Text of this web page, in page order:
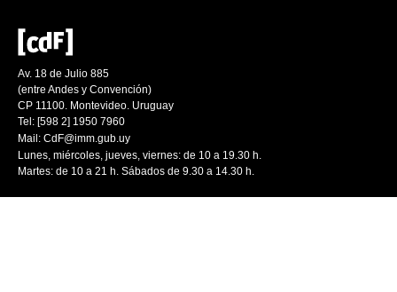
Av. 18 de Julio 885
(entre Andes y Convención)
CP 11100. Montevideo. Uruguay
Tel: [598 2] 1950 7960
Mail: CdF@imm.gub.uy
Lunes, miércoles, jueves, viernes: de 10 a 19.30 h.
Martes: de 10 a 21 h. Sábados de 9.30 a 14.30 h.